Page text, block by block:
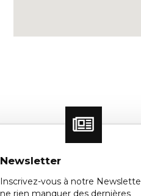
Newsletter
Inscrivez-vous à notre
ne rien manquer des dernières